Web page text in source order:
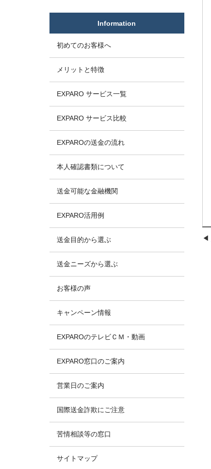
◀
Information
初めてのお客様へ
メリットと特徴
EXPARO サービス一覧
EXPARO サービス比較
EXPAROの送金の流れ
本人確認書類について
送金可能な金融機関
EXPARO活用例
送金目的から選ぶ
送金ニーズから選ぶ
お客様の声
キャンペーン情報
EXPAROのテレビＣＭ・動画
EXPARO窓口のご案内
営業日のご案内
国際送金詐欺にご注意
苦情相談等の窓口
サイトマップ